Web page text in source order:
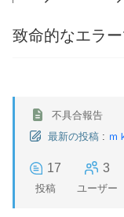
致命的なエラ
不具合報告
最新の投稿 : ｍ
17
投稿
3
ユーザー